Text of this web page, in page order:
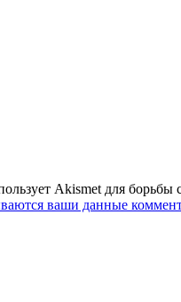
Akismet для борьбы
ваши данные